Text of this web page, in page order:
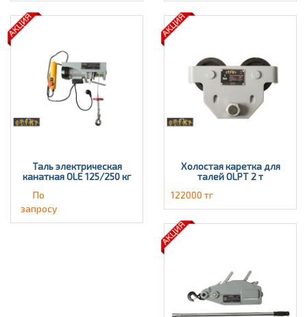
Таль электрическая
канатная OLE 125/250 кг
По
запросу
Холостая каретка для
талей OLPT 2 т
122000 тг